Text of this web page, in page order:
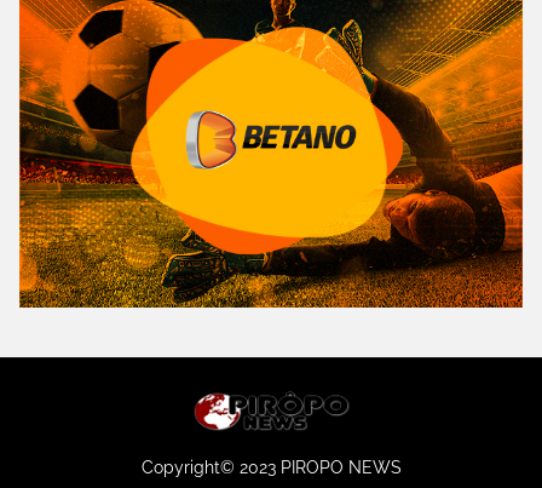
Copyright© 2023 PIROPO NEWS